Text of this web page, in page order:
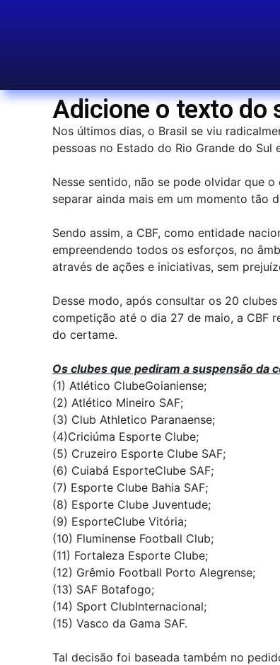
Adicione o texto do
Nos últimos dias, o Brasil se viu
pessoas no Estado do Rio Grande do
Nesse sentido, não se pode olvidar que
separar ainda mais em um momento tão
Sendo assim, a CBF, como entidade
empreendendo todos os esforços, no
através de ações e iniciativas, sem
Desse modo, após consultar os 20
competição até o dia 27 de maio, a CBF
do certame.
Os clubes que pediram a suspensão da
(1) Atlético ClubeGoianiense;
(2) Atlético Mineiro SAF;
(3) Club Athletico Paranaense;
(4)Criciúma Esporte Clube;
(5) Cruzeiro Esporte Clube SAF;
(6) Cuiabá EsporteClube SAF;
(7) Esporte Clube Bahia SAF;
(8) Esporte Clube Juventude;
(9) EsporteClube Vitória;
(10) Fluminense Football Club;
(11) Fortaleza Esporte Clube;
(12) Grêmio Football Porto Alegrense;
(13) SAF Botafogo;
(14) Sport ClubInternacional;
(15) Vasco da Gama SAF.
Tal decisão foi baseada também no